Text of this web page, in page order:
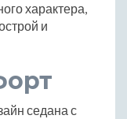
характера,
и
седана с